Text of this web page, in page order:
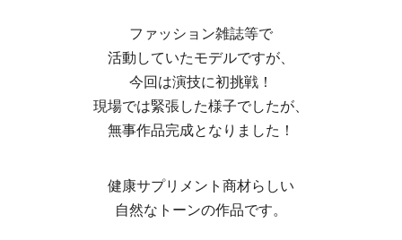
ファッション雑誌等で
活動していたモデルですが、
今回は演技に初挑戦！
現場では緊張した様子でしたが、
無事作品完成となりました！
健康サプリメント商材らしい
自然なトーンの作品です。